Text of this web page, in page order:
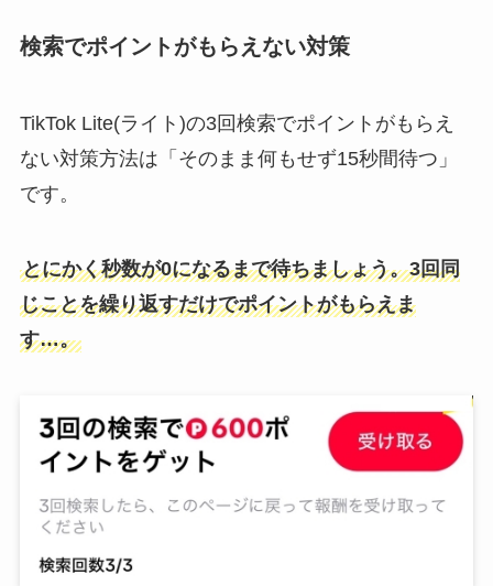
検索でポイントがもらえない対策
TikTok Lite(ライト)の3回検索でポイントがもらえ
ない対策方法は「そのまま何もせず15秒間待つ」
です。
とにかく秒数が0になるまで待ちましょう。3回同
じことを繰り返すだけでポイントがもらえま
す…。